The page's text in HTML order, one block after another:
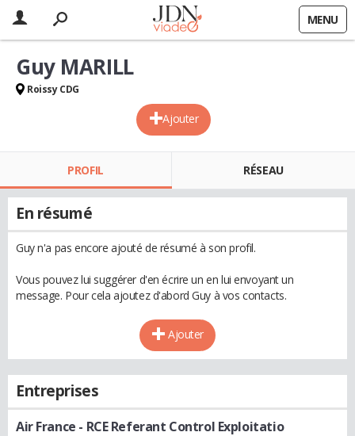
MENU
Ajouter
Guy MARILL
Roissy CDG
PROFIL RÉSEAU
En résumé
Guy n'a pas encore ajouté de résumé à son profil.
Vous pouvez lui suggérer d'en écrire un en lui envoyant un
message. Pour cela ajoutez d'abord Guy à vos contacts.
Ajouter
Entreprises
Air France - RCE Referant Control Exploitatio